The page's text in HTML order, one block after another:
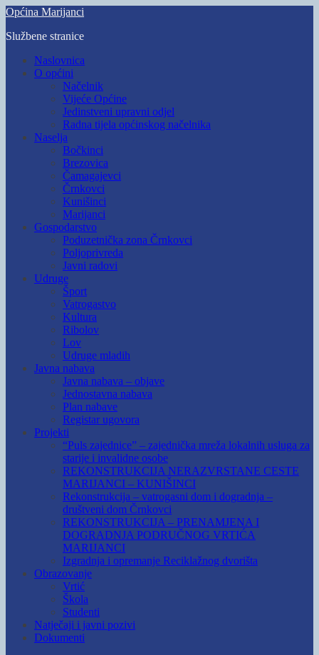
Skip
main
Općina Marijanci
Službene stranice
Toggle
mobile
Naslovnica
O općini
Načelnik
Vijeće Općine
Jedinstveni upravni odjel
Radna tijela općinskog načelnika
Naselja
Bočkinci
Brezovica
Čamagajevci
Črnkovci
Kunišinci
Marijanci
Gospodarstvo
Poduzetnička zona Črnkovci
Poljoprivreda
Javni radovi
Udruge
Šport
Vatrogastvo
Kultura
Ribolov
Lov
Udruge mladih
Javna nabava
Javna nabava – objave
Jednostavna nabava
Plan nabave
Registar ugovora
Projekti
“Puls zajednice” – zajednička mreža lokalnih usluga za
starije i invalidne osobe
REKONSTRUKCIJA NERAZVRSTANE CESTE
MARIJANCI – KUNIŠINCI
Rekonstrukcija – vatrogasni dom i dogradnja –
društveni dom Črnkovci
REKONSTRUKCIJA – PRENAMJENA I
DOGRADNJA PODRUČNOG VRTIĆA
MARIJANCI
Izgradnja i opremanje Reciklažnog dvorišta
Obrazovanje
Vrtić
Škola
Studenti
Natječaji i javni pozivi
Dokumenti